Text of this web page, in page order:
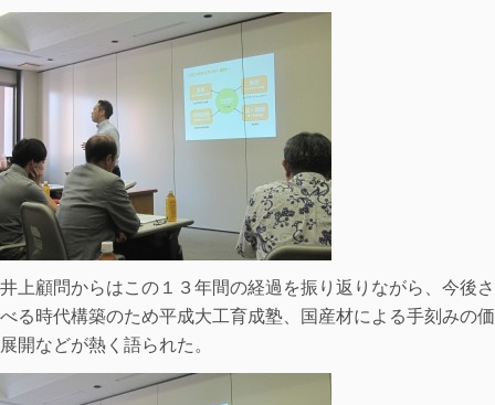
井上顧問からはこの１３年間の経過を振り返りながら、今後
べる時代構築のため平成大工育成塾、国産材による手刻みの
展開などが熱く語られた。